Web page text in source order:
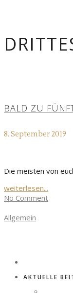
BALD ZU
8. September 2019
Die meisten von
weiterlesen...
No Comment
Allgemein
AKTUELLE